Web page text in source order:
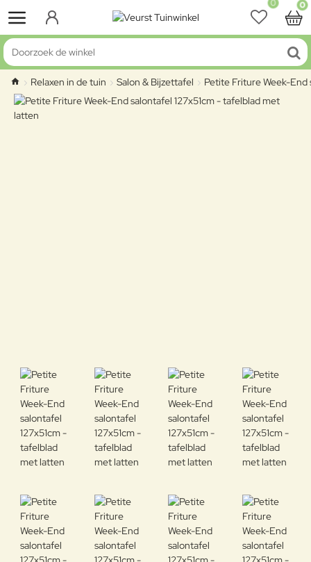
0 0
Doorzoek de winkel
home
Relaxen in de tuin Salon & Bijzettafel Petite Friture Week-End